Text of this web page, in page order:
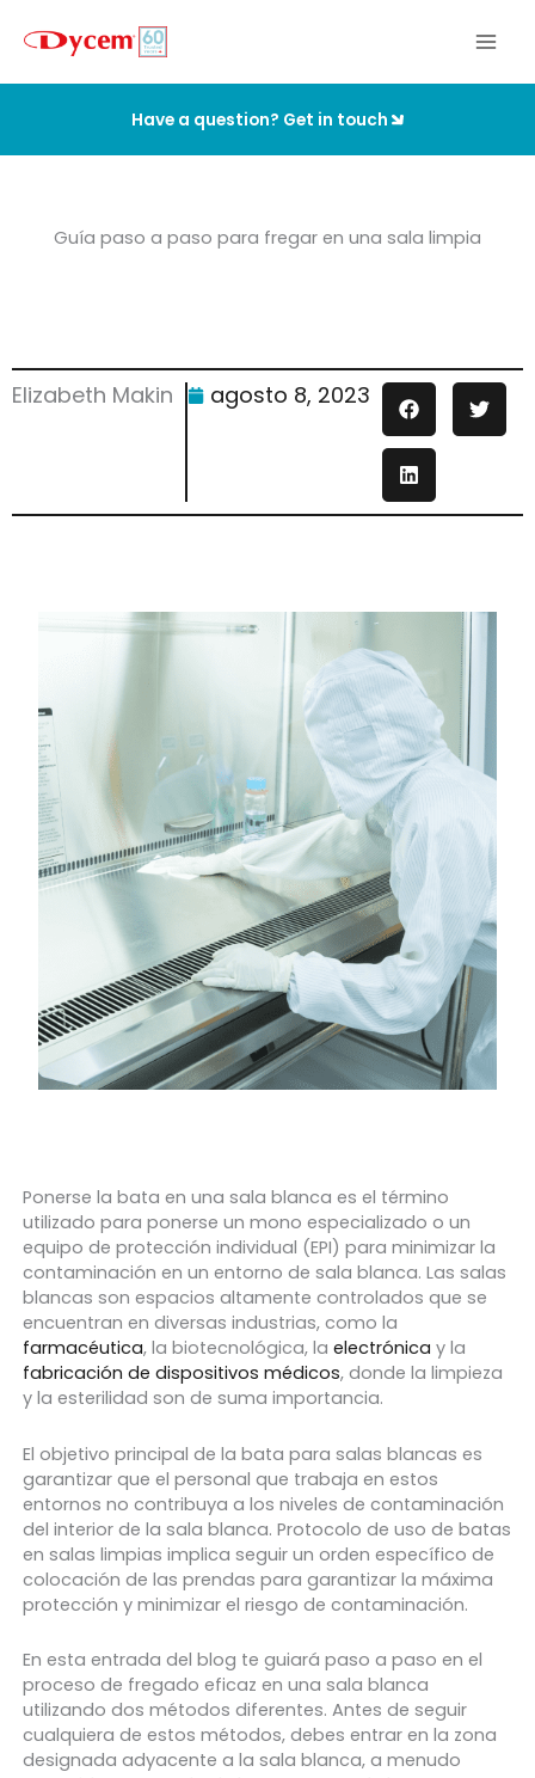
contenido
Have a question? Get in touch
Guía paso a paso para fregar en una sala limpia
Elizabeth Makin agosto 8, 2023
Ponerse la bata en una sala blanca es el término
utilizado para ponerse un mono especializado o un
equipo de protección individual (EPI) para minimizar la
contaminación en un entorno de sala blanca. Las salas
blancas son espacios altamente controlados que se
encuentran en diversas industrias, como la
farmacéutica, la biotecnológica, la electrónica y la
fabricación de dispositivos médicos, donde la limpieza
y la esterilidad son de suma importancia.
El objetivo principal de la bata para salas blancas es
garantizar que el personal que trabaja en estos
entornos no contribuya a los niveles de contaminación
del interior de la sala blanca. Protocolo de uso de batas
en salas limpias implica seguir un orden específico de
colocación de las prendas para garantizar la máxima
protección y minimizar el riesgo de contaminación.
En esta entrada del blog te guiará paso a paso en el
proceso de fregado eficaz en una sala blanca
utilizando dos métodos diferentes. Antes de seguir
cualquiera de estos métodos, debes entrar en la zona
designada adyacente a la sala blanca, a menudo